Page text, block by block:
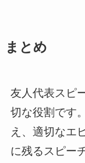
まとめ
友人代表スピ
切な役割です
え、適切なエ
に残るスピー